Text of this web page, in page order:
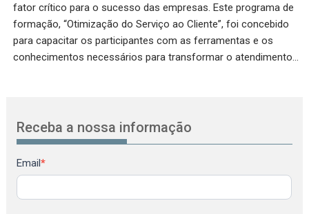
fator crítico para o sucesso das empresas. Este programa de
formação, “Otimização do Serviço ao Cliente”, foi concebido
para capacitar os participantes com as ferramentas e os
conhecimentos necessários para transformar o atendimento…
Receba a nossa informação
Newsletter
Email*